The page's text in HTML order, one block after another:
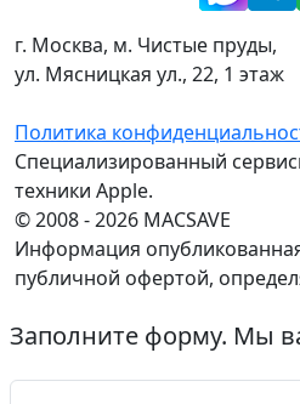
г. Москва, м. Чистые пруды,
ул. Мясницкая ул., 22, 1 этаж
Политика
Специализированный
техники Apple.
© 2008 - 2026 MACSAVE
Информация
публичной офертой,
Заполните форму. Мы